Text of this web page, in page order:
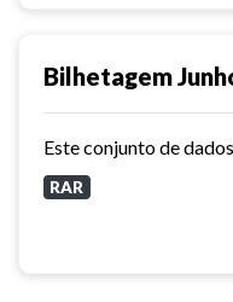
Bilhetagem
RAR